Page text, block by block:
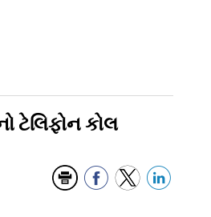
ટેલિફોન કોલ